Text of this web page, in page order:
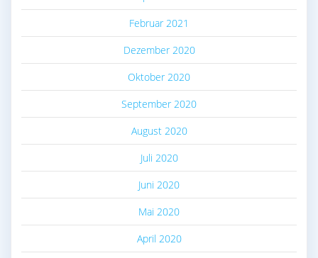
Februar 2021
Dezember 2020
Oktober 2020
September 2020
August 2020
Juli 2020
Juni 2020
Mai 2020
April 2020